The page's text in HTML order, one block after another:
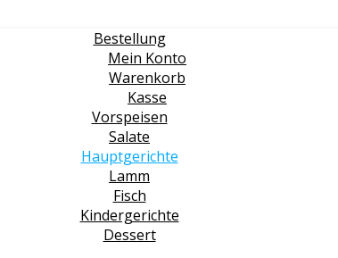
Bestellung
Mein Konto
Warenkorb
Kasse
Vorspeisen
Salate
Hauptgerichte
Lamm
Fisch
Kindergerichte
Dessert